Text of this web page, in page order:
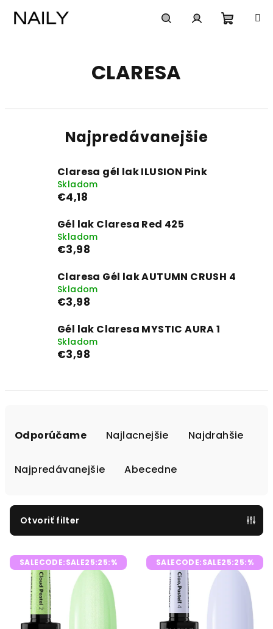
CLARESA
Najpredávanejšie
Claresa gél lak ILUSION Pink
Skladom
€4,18
Gél lak Claresa Red 425
Skladom
€3,98
Claresa Gél lak AUTUMN CRUSH 4
Skladom
€3,98
Gél lak Claresa MYSTIC AURA 1
Skladom
€3,98
p
r
o
Odporúčame Najlacnejšie Najdrahšie
Najpredávanejšie Abecedne
Otvoriť filter
V
ý SALECODE:SALE25:25:% SALECODE:SALE25:25:%